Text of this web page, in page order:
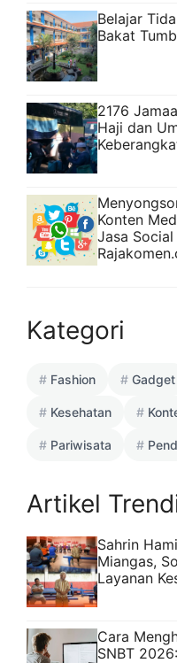
Belajar
Bakat
2176
Haji dan
Konten
Jasa
Kategori
Fashion Gadget
Kesehatan
Pariwisata
Artikel
Sahrin
Miangas,
Layanan
Cara
SNBT